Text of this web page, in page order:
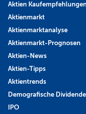
Aktien
Aktienmarkt
Aktienmarktanalyse
Aktienmarkt-Prognosen
Aktien-News
Aktien-Tipps
Aktientrends
Demografische Dividende
IPO